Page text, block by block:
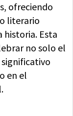
ofreciendo
literario
historia. Esta
no solo el
en el